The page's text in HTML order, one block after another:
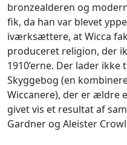
bronzealderen og
fik, da han var blevet
iværksættere, at Wicca
produceret religion, der
1910’erne. Der lader
Skyggebog (en
Wiccanere), der er ældre
givet vis et resultat af
Gardner og Aleister